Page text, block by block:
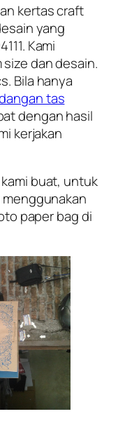
kertas craft
yang
Kami
dan desain.
Bila hanya
tas
dengan hasil
kerjakan
buat, untuk
paper bag di